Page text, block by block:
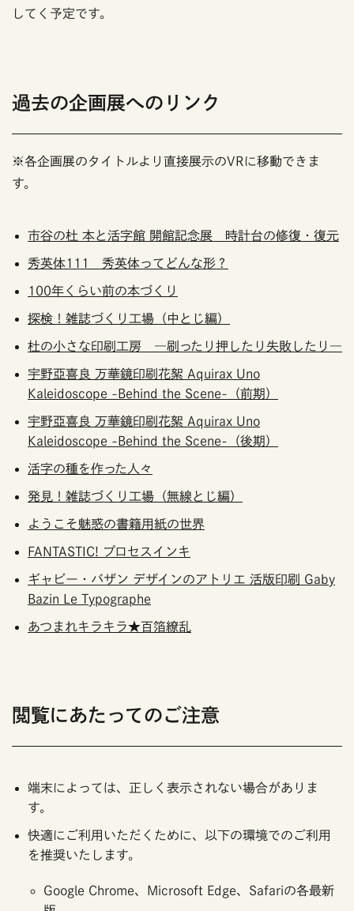
してく予定です。
過去の企画展へのリンク
※各企画展のタイトルより直接展示のVRに移動できま
す。
市谷の杜 本と活字館 開館記念展 時計台の修復・復元
秀英体111 秀英体ってどんな形？
100年くらい前の本づくり
探検！雑誌づくり工場（中とじ編）
杜の小さな印刷工房 ―刷ったり押したり失敗したり―
宇野亞喜良 万華鏡印刷花絮 Aquirax Uno
Kaleidoscope -Behind the Scene-（前期）
宇野亞喜良 万華鏡印刷花絮 Aquirax Uno
Kaleidoscope -Behind the Scene-（後期）
活字の種を作った人々
発見！雑誌づくり工場（無線とじ編）
ようこそ魅惑の書籍用紙の世界
FANTASTIC! プロセスインキ
ギャビー・バザン デザインのアトリエ 活版印刷 Gaby
Bazin Le Typographe
あつまれキラキラ★百箔繚乱
閲覧にあたってのご注意
端末によっては、正しく表示されない場合がありま
す。
快適にご利用いただくために、以下の環境でのご利用
を推奨いたします。
Google Chrome、Microsoft Edge、Safariの各最新